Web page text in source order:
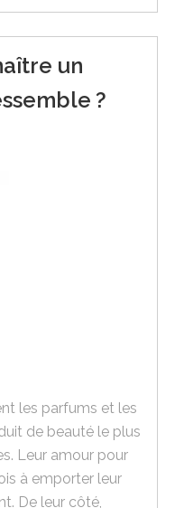
un
?
les parfums et les
de beauté le plus
Leur amour pour
à emporter leur
De leur côté,